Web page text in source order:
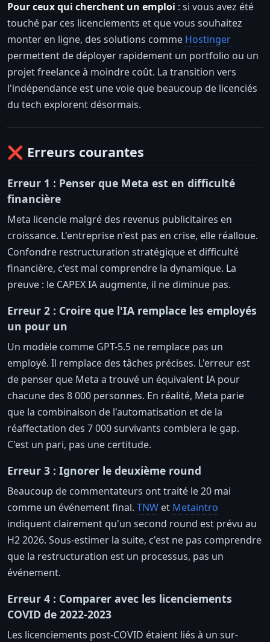
Pour ceux qui cherchent un emploi : si vous avez été
touché par ces licenciements et que vous souhaitez
monter en ligne, des solutions comme Hostinger
permettent de déployer rapidement un portfolio ou un
projet freelance à moindre coût. La transition vers
l'indépendance est une voie que beaucoup de licenciés
du tech explorent désormais.
❌ Erreurs courantes
Erreur 1 : Penser que Meta est en difficulté
financière
Meta licencie malgré des revenus publicitaires en
croissance. L'entreprise n'est pas en crise, elle réalloue.
Confondre restructuration stratégique et difficulté
financière, c'est mal comprendre la dynamique. La
preuve : le CAPEX IA augmente, il ne diminue pas.
Erreur 2 : Croire que l'IA remplace les employés
un pour un
Un modèle comme GPT-5.5 ne remplace pas un
employé. Il remplace des tâches précises. L'erreur est
de penser que Meta a trouvé un équivalent IA pour
chacune des 8 000 personnes. En réalité, Meta parie
que la combinaison de l'automatisation et de la
réaffectation des 7 000 survivants comblera le gap.
C'est un pari, pas une certitude.
Erreur 3 : Ignorer le deuxième round
Beaucoup de commentateurs ont traité le 20 mai
comme un événement final. TNW et Metaintro
indiquent clairement qu'un second round est prévu au
H2 2026. Sous-estimer la suite, c'est ne pas comprendre
que la restructuration est un processus, pas un
événement.
Erreur 4 : Comparer avec les licenciements
COVID de 2022-2023
Les licenciements post-COVID étaient liés à un sur-